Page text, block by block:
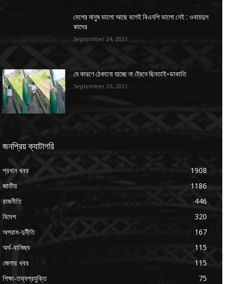
দেশের মানুষ ভালো আছে বলেই বিএনপি ভালো নেই : ওবায়দুল
কাদের
September 24, 2021
যে কারণে ঠেকানো যাচ্ছে না ট্রেনে ছিনতাই-ডাকাতি
September 26, 2021
জনপ্রিয় ক্যাটাগরি
প্রধান খবর
1908
জাতীয়
1186
রাজনীতি
446
বিদেশ
320
অপরাধ-দুর্নীতি
167
অর্থ-বানিজ্য
115
জেলার খবর
115
শিক্ষা-তথ্যপ্রযুক্তি
75